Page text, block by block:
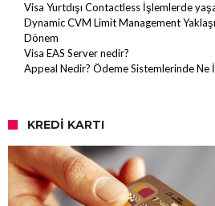
Visa Yurtdışı Contactless İşlemlerde
Dynamic CVM Limit Management
Dönem
Visa EAS Server nedir?
Appeal Nedir? Ödeme Sistemlerinde Ne
KREDI KARTI